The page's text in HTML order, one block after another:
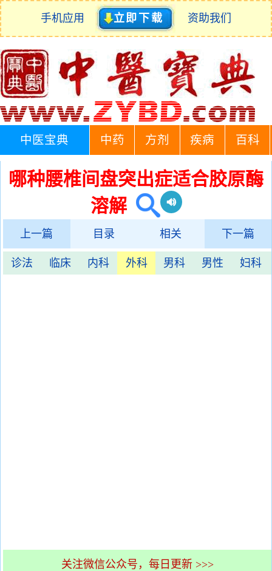
手机应用 立即下载 资助我们
中医宝典 中药 方剂 疾病 百科
哪种腰椎间盘突出症适合胶原酶
溶解
上一篇 目录 相关 下一篇
诊法 临床 内科 外科 男科 男性 妇科
关注微信公众号，每日更新 >>>